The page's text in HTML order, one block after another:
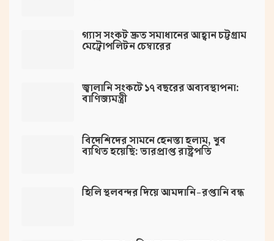
গ্যাস সংকট দ্রুত সমাধানের আহ্বান চট্টগ্রাম
মেট্রোপলিটন চেম্বারের
জ্বালানি সংকটে ১৭ বছরের অব্যবস্থাপনা:
বাণিজ্যমন্ত্রী
বিদেশিদের সামনে হেনস্তা হলাম, খুব
ব্যথিত হয়েছি: ভারপ্রাপ্ত রাষ্ট্রপতি
হিলি স্থলবন্দর দিয়ে আমদানি-রপ্তানি বন্ধ